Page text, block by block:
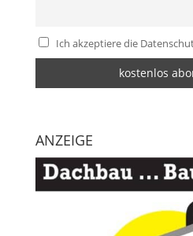
Ich akzeptiere die
ANZEIGE